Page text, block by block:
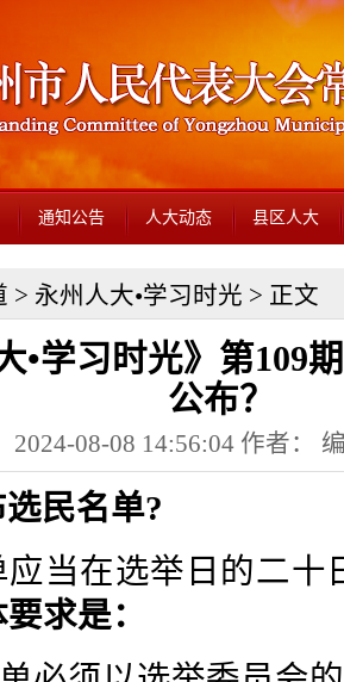
通知公告 人大动态 县区人大
> 永州人大•学习时光 > 正文
•学习时光》第109
公布？
2024-08-08 14:56:04 作者：
民名单?
应当在选举日的二十
求是：